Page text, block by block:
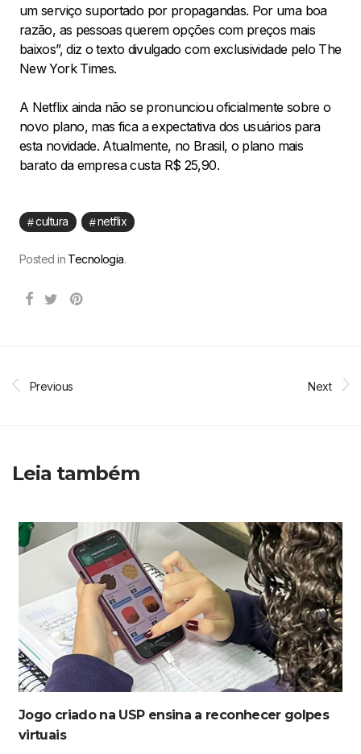
um serviço suportado por propagandas. Por uma boa
razão, as pessoas querem opções com preços mais
baixos”, diz o texto divulgado com exclusividade pelo The
New York Times.
A Netflix ainda não se pronunciou oficialmente sobre o
novo plano, mas fica a expectativa dos usuários para
esta novidade. Atualmente, no Brasil, o plano mais
barato da empresa custa R$ 25,90.
cultura netflix
Posted in Tecnologia.
Previous Next
Leia também
Jogo criado na USP ensina a reconhecer golpes
virtuais